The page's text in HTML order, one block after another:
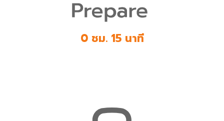
0 ชม. 15 นาที